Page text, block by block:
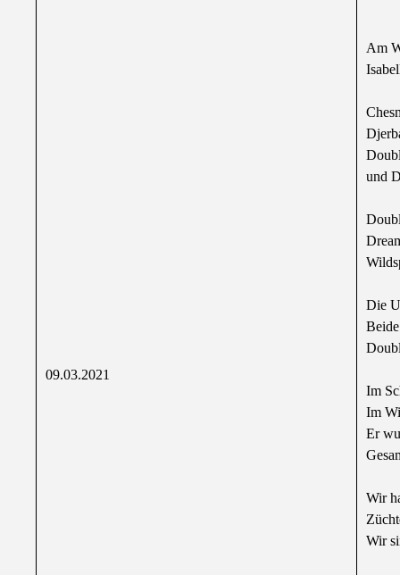
09.03.2021
Am
und
Die
Im
Im
Er
Wir
Wir